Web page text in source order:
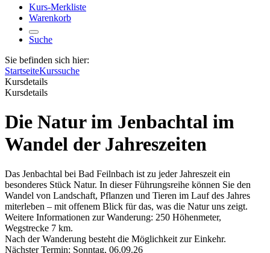
Kurs-Merkliste
Warenkorb
Suche
Sie befinden sich hier:
StartseiteKurssuche
Kursdetails
Kursdetails
Die Natur im Jenbachtal im
Wandel der Jahreszeiten
Das Jenbachtal bei Bad Feilnbach ist zu jeder Jahreszeit ein
besonderes Stück Natur. In dieser Führungsreihe können Sie den
Wandel von Landschaft, Pflanzen und Tieren im Lauf des Jahres
miterleben – mit offenem Blick für das, was die Natur uns zeigt.
Weitere Informationen zur Wanderung: 250 Höhenmeter,
Wegstrecke 7 km.
Nach der Wanderung besteht die Möglichkeit zur Einkehr.
Nächster Termin: Sonntag, 06.09.26